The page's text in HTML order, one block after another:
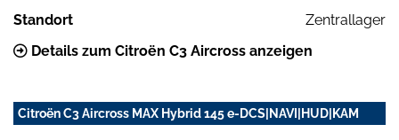
Standort
Zentrallager
Details zum Citroën C3 Aircross anzeigen
Citroën C3 Aircross MAX Hybrid 145 e-DCS|NAVI|HUD|KAM